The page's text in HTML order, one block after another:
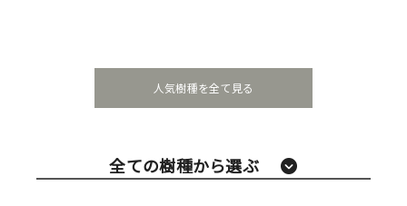
人気樹種を全て見る
全ての樹種から選ぶ